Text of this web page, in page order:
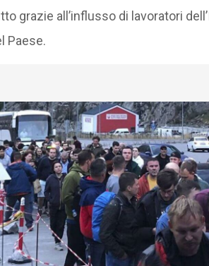
grazie all’influsso di lavoratori
Paese.